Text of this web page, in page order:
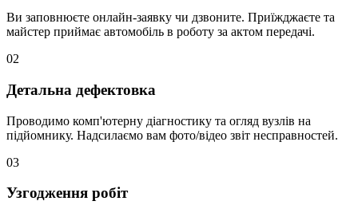
Ви заповнюєте онлайн-заявку чи дзвоните. Приїжджаєте та
майстер приймає автомобіль в роботу за актом передачі.
02
Детальна дефектовка
Проводимо комп'ютерну діагностику та огляд вузлів на
підйомнику. Надсилаємо вам фото/відео звіт несправностей.
03
Узгодження робіт